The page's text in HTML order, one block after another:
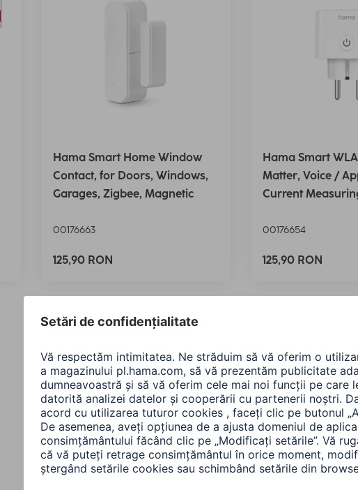
Hama Smart Home Window
Contact, for Doors, Windows,
Garages, Zigbee, Magnetic
00176663
125,90 RON
Hama Smart
Matter, Voice /
Current
00176654
125,90 RON
All Items: Produse